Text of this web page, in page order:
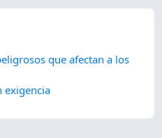
que afectan a los
exigencia